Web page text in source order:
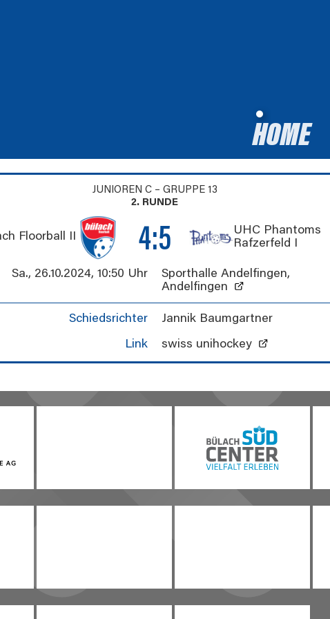
HOME
JUNIOREN C – GRUPPE 13
2. RUNDE
Floorball II 4:5
UHC Phantoms
Rafzerfeld I
Sa., 26.10.2024, 10:50 Uhr Sporthalle Andelfingen,
Andelfingen
Schiedsrichter Jannik Baumgartner
Link swiss unihockey